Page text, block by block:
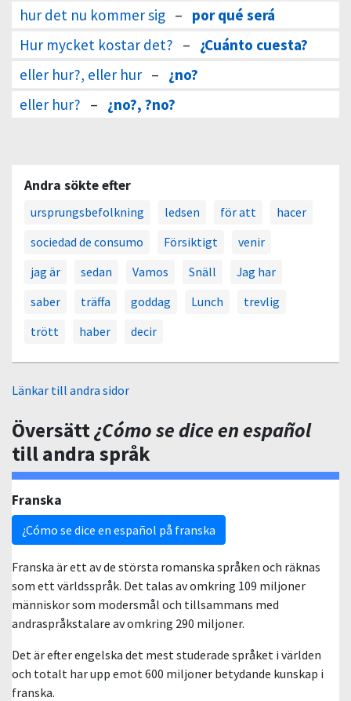
hur det nu kommer sig – por qué será
Hur mycket kostar det? – ¿Cuánto cuesta?
eller hur?, eller hur – ¿no?
eller hur? – ¿no?, ?no?
Andra sökte efter
ursprungsbefolkning ledsen för att
hacer
sociedad de consumo
Försiktigt
venir
jag är
sedan Vamos Snäll
Jag har
saber
träffa goddag Lunch
trevlig
trött
haber decir
Länkar till andra sidor
Översätt¿Cómo se dice en español
till andra språk
Franska
¿Cómo se dice en español på franska
Franska är ett av de största romanska språken och räknas
som ett världsspråk. Det talas av omkring 109 miljoner
människor som modersmål och tillsammans med
andraspråkstalare av omkring 290 miljoner.
Det är efter engelska det mest studerade språket i världen
och totalt har upp emot 600 miljoner betydande kunskap i
franska.